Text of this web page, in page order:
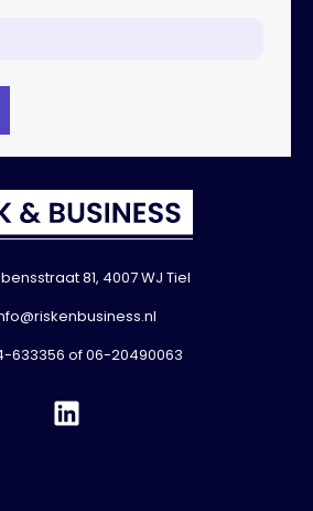
81, 4007 WJ Tiel
633356 of06-20490063